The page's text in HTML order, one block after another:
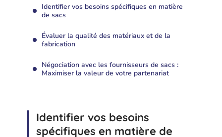
Identifier vos besoins spécifiques en matière
de sacs
Évaluer la qualité des matériaux et de la
fabrication
Négociation avec les fournisseurs de sacs :
Maximiser la valeur de votre partenariat
Identifier vos besoins
spécifiques en matière de